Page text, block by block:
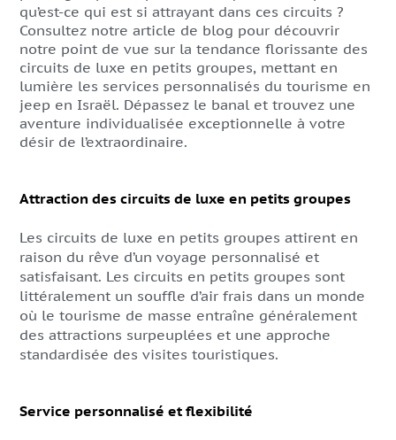
qu’est-ce qui est si attrayant dans ces circuits ?
Consultez notre article de blog pour découvrir
notre point de vue sur la tendance florissante des
circuits de luxe en petits groupes, mettant en
lumière les services personnalisés du tourisme en
jeep en Israël. Dépassez le banal et trouvez une
aventure individualisée exceptionnelle à votre
désir de l’extraordinaire.
Attraction des circuits de luxe en petits groupes
Les circuits de luxe en petits groupes attirent en
raison du rêve d’un voyage personnalisé et
satisfaisant. Les circuits en petits groupes sont
littéralement un souffle d’air frais dans un monde
où le tourisme de masse entraîne généralement
des attractions surpeuplées et une approche
standardisée des visites touristiques.
Service personnalisé et flexibilité